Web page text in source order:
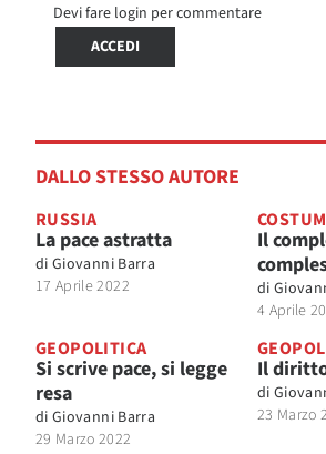
Devi fare login per commentare
ACCEDI
DALLO STESSO AUTORE
RUSSIA
La pace astratta
di Giovanni Barra
17 Aprile 2022
Il
di
4 Aprile
GEOPOLITICA
Si scrive pace, si legge
resa
di Giovanni Barra
29 Marzo 2022
Il
di
23 Marzo